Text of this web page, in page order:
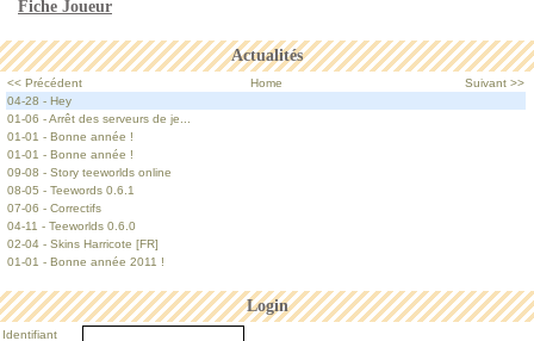
Actualités
<< Précédent Home
Suivant >>
04-28 - Hey
01-06 - Arrêt des serveurs de je...
01-01 - Bonne année !
01-01 - Bonne année !
09-08 - Story teeworlds online
08-05 - Teewords 0.6.1
07-06 - Correctifs
04-11 - Teeworlds 0.6.0
02-04 - Skins Harricote [FR]
01-01 - Bonne année 2011 !
Login
Identifiant
Fiche Joueur